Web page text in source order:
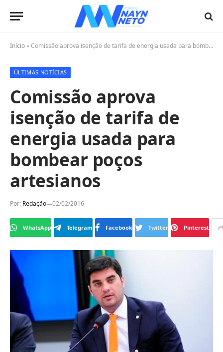
Início »Comissão aprova isenção de tarifa de energia usada para bombear poços artesianos
ÚLTIMAS NOTÍCIAS
Comissão aprova
isenção de tarifa de
energia usada para
bombear poços
artesianos
Por: Redação 02/02/2016
WhatsApp Telegram Facebook Twitter Pinterest